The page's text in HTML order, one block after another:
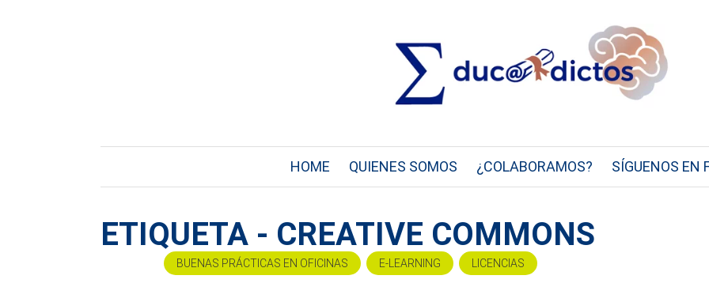
HOME QUIENES SOMOS ¿COLABORAMOS? SÍGUENOS EN
ETIQUETA - CREATIVE COMMONS
BUENAS PRÁCTICAS EN OFICINAS E-LEARNING LICENCIAS